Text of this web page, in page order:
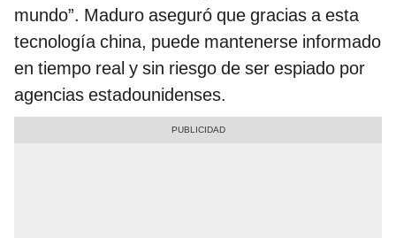
mundo”. Maduro aseguró que gracias a esta
tecnología china, puede mantenerse informado
en tiempo real y sin riesgo de ser espiado por
agencias estadounidenses.